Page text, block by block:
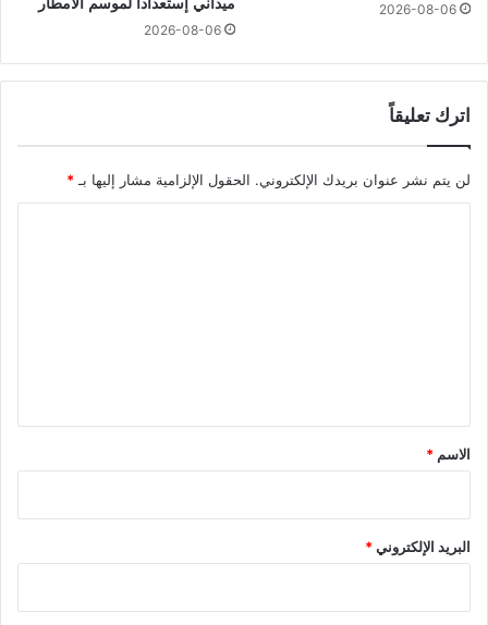
2026-08-06
2026-08-06
اترك تعليقاً
لن يتم نشر عنوان بريدك الإلكتروني. الحقول الإلزامية مشار إليها بـ *
*
الاسم *
البريد الإلكتروني*